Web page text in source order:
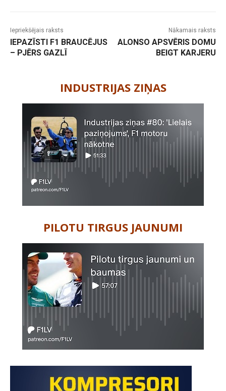
Iepriekšējais raksts
IEPAZĪSTI F1 BRAUCĒJUS
– PJĒRS GAZLĪ
Nākamais raksts
ALONSO APSVĒRIS DOMU
BEIGT KARJERU
INDUSTRIJAS ZIŅAS
PILOTU TIRGUS JAUNUMI